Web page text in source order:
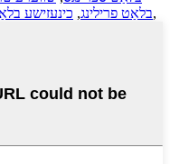
בלאַט פרילינג, כינעזישע ,